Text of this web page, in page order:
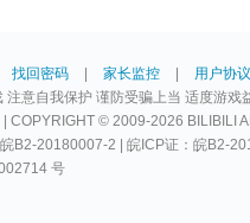
找回密码 | 家长监控 |
用户协议
注意自我保护 谨防受骗上当 适度游
COPYRIGHT © 2009-2026 BILIBILI
B2-20180007-2 | 皖ICP证：皖B2-
号